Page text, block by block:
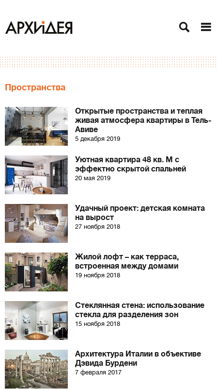
Пространства
Открытые пространства и теплая
живая атмосфера квартиры в Тель-
Авиве
5 декабря 2019
Уютная квартира 48 кв. М с
эффектно скрытой спальней
20 мая 2019
Удачный проект: детская комната
на вырост
27 ноября 2018
Жилой лофт – как терраса,
встроенная между домами
19 ноября 2018
Стеклянная стена: использование
стекла для разделения зон
15 ноября 2018
Архитектура Италии в объективе
Дэвида Бурдени
7 февраля 2017